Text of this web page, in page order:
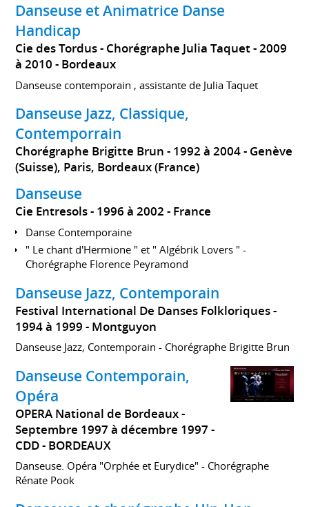
Danseuse et Animatrice Danse
Handicap
Cie des Tordus - Chorégraphe Julia Taquet
2009
à 2010 Bordeaux
Danseuse contemporain , assistante de Julia Taquet
Danseuse Jazz, Classique,
Contemporrain
Chorégraphe Brigitte Brun 1992 à 2004 Genève
(Suisse), Paris, Bordeaux (France)
Danseuse
Cie Entresols 1996 à 2002 France
Danse Contemporaine
" Le chant d'Hermione " et " Algébrik Lovers " -
Chorégraphe Florence Peyramond
Danseuse Jazz, Contemporain
Festival International De Danses Folkloriques
1994 à 1999 Montguyon
Danseuse Jazz, Contemporain - Chorégraphe Brigitte Brun
Danseuse Contemporain,
Opéra
OPERA National de Bordeaux
Septembre 1997 à décembre 1997
CDD
BORDEAUX
Danseuse. Opéra "Orphée et Eurydice" - Chorégraphe
Rénate Pook